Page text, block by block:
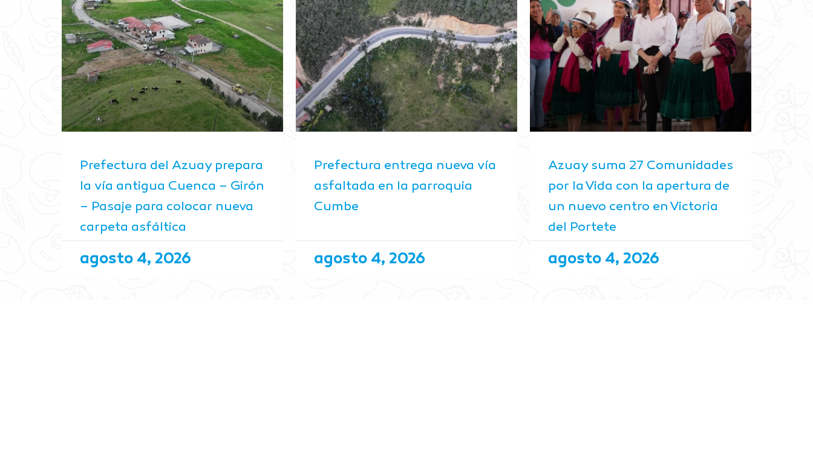
Prefectura del Azuay prepara
la vía antigua Cuenca – Girón
– Pasaje para colocar nueva
carpeta asfáltica
agosto 4, 2026
Prefectura entrega nueva vía
asfaltada en la parroquia
Cumbe
agosto 4, 2026
Azuay suma 27 Comunidades
por la Vida con la apertura de
un nuevo centro en Victoria
del Portete
agosto 4, 2026